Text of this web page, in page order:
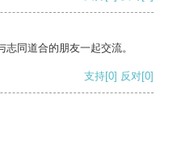
同道合的朋友一起交流。
支持[0] 反对[0]